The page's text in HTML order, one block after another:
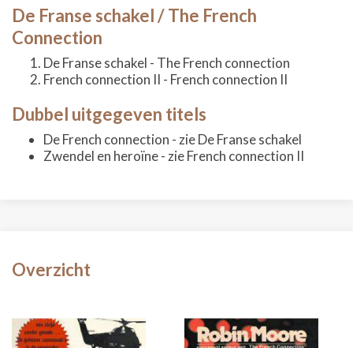
De Franse schakel / The French
Connection
De Franse schakel - The French connection
French connection II - French connection II
Dubbel uitgegeven titels
De French connection - zie De Franse schakel
Zwendel en heroïne - zie French connection II
Overzicht